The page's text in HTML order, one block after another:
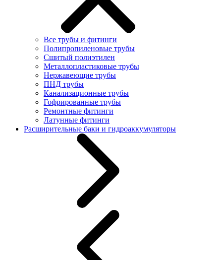
Все трубы и фитинги
Полипропиленовые трубы
Сшитый полиэтилен
Металлопластиковые трубы
Нержавеющие трубы
ПНД трубы
Канализационные трубы
Гофрированные трубы
Ремонтные фитинги
Латунные фитинги
Расширительные баки и гидроаккумуляторы